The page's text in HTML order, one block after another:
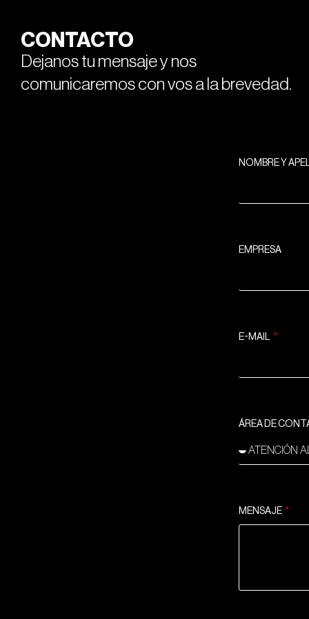
CONTACTO
Dejanos tu mensaje y nos
comunicaremos con vos a la brevedad.
NOMBRE Y
EMPRESA
E-MAIL
ÁREA DE
MENSAJE